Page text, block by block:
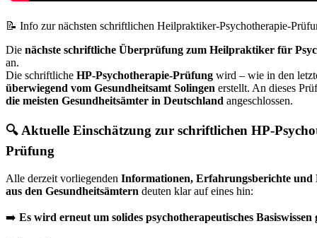
📝 Info zur nächsten schriftlichen Heilpraktiker-Psychotherapie-
Die nächste schriftliche Überprüfung zum Heilpraktiker für
an.
Die schriftliche HP-Psychotherapie-Prüfung wird – wie in den
überwiegend vom Gesundheitsamt Solingen erstellt. An dieses
die meisten Gesundheitsämter in Deutschland angeschlossen.
🔍 Aktuelle Einschätzung zur schriftlichen HP-
Prüfung
Alle derzeit vorliegenden Informationen, Erfahrungsberichte und
aus den Gesundheitsämtern deuten klar auf eines hin:
➡️ Es wird erneut um solides psychotherapeutisches Basiswissen